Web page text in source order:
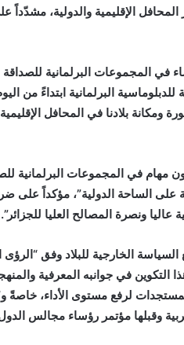
الإقليمية والدولية،
في المجموعات البرلمانية
البرلمانية ابتداءً من
بلادنا في المحافل الإقليمية
مهام في المجموعات البرلمانية
على الساحة الدولية”، مؤكداً على
ونصرة المصالح العليا للجزائر”.
الخارجية للبلاد وفق “الرؤى
في جوانبه المعرفية
لرفع مستوى الأداء، خاصةً
وقبلها مؤتمر رؤساء مجالس